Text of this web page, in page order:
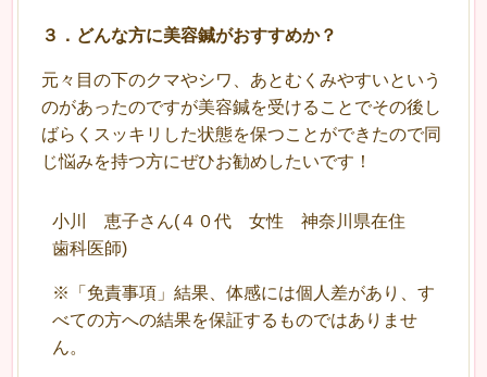
３ ． どんな方に美容鍼がおすすめか？
元々目の下のクマやシワ、あとむくみやすいという
のがあったのですが美容鍼を受けることでその後し
ばらくスッキリした状態を保つことができたので同
じ悩みを持つ方にぜひお勧めしたいです！
小川 恵子さん(４０代 女性 神奈川県在住
歯科医師)
※「免責事項」結果、体感には個人差があり、す
べての方への結果を保証するものではありませ
ん。